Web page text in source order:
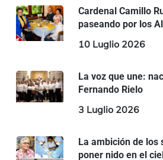
Cardenal Camillo
paseando por los
10 Luglio 2026
La voz que une:
Fernando Rielo
3 Luglio 2026
La ambición de los
poner nido en el